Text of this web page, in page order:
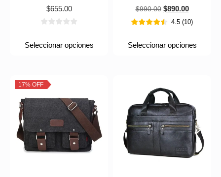
$655.00
Seleccionar opciones
$990.00 $890.00
4.5 (10)
Seleccionar opciones
17% OFF